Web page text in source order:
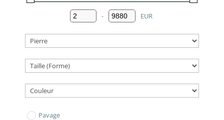
Minimum Price
-
Maximum Price
EUR
Pavage